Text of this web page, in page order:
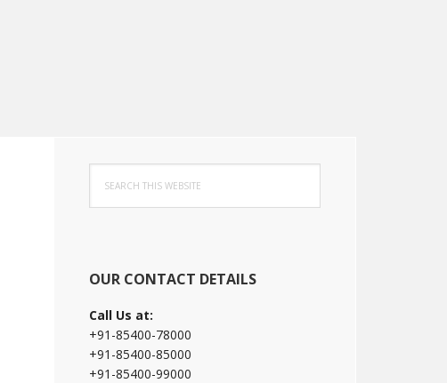
Primary
Sidebar
this
website
OUR CONTACT DETAILS
Call Us at:
+91-85400-78000
+91-85400-85000
+91-85400-99000